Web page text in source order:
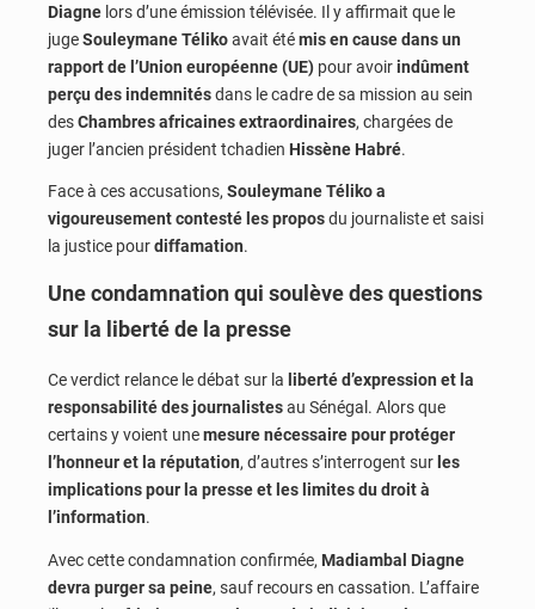
Diagne lors d’une émission télévisée. Il y affirmait que le
jugeSouleymane Télikoavait étémis en cause dans un
rapport de l’Union européenne (UE) pour avoirindûment
perçu des indemnitésdans le cadre de sa mission au sein
desChambres africaines extraordinaires, chargées de
juger l’ancien président tchadien Hissène Habré.
Face à ces accusations, Souleymane Téliko a
vigoureusement contesté les proposdu journaliste et saisi
la justice pourdiffamation.
Une condamnation qui soulève des questions
sur la liberté de la presse
Ce verdict relance le débat sur la liberté d’expression et la
responsabilité des journalistesau Sénégal. Alors que
certains y voient unemesure nécessaire pour protéger
l’honneur et la réputation, d’autres s’interrogent sur les
implications pour la presse et les limites du droit à
l’information.
Avec cette condamnation confirmée, Madiambal Diagne
devra purger sa peine, sauf recours en cassation. L’affaire